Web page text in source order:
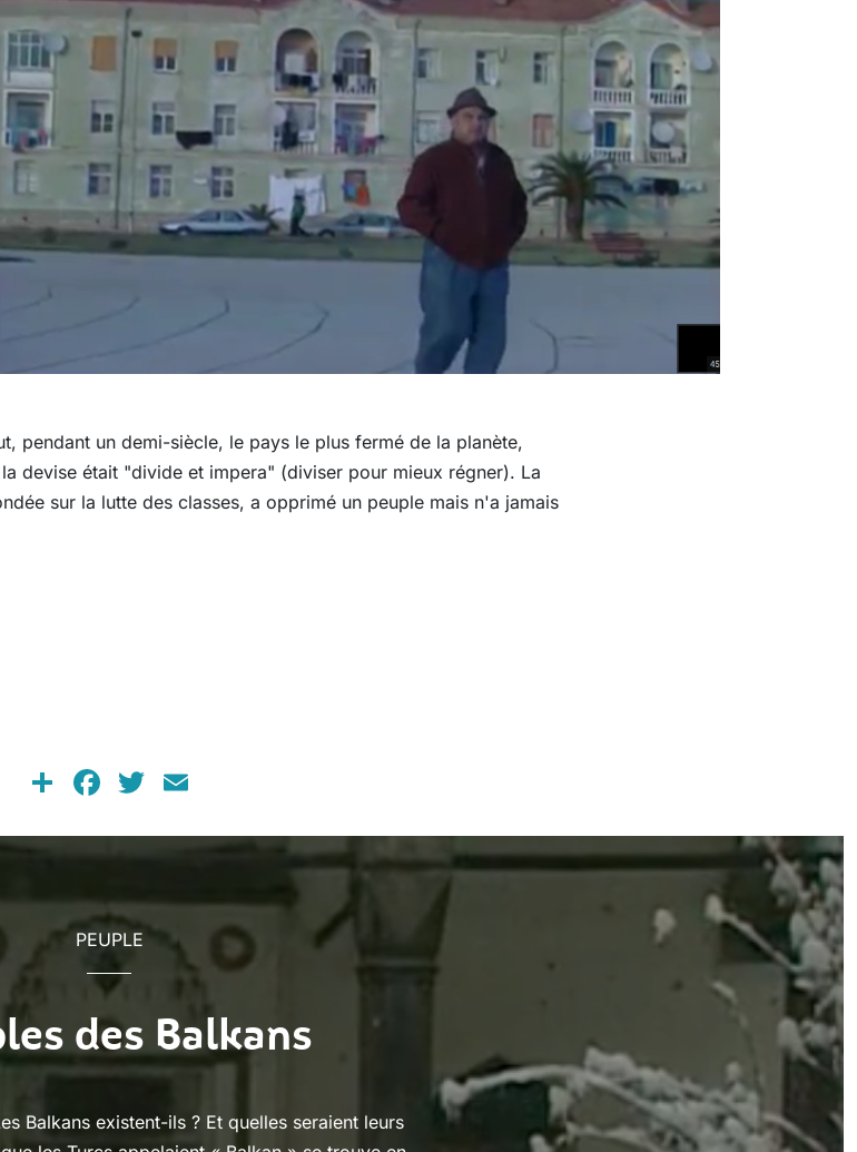
pendant un demi-siècle, le pays le plus fermé de la planète,
devise était "divide et impera" (diviser pour mieux régner). La
sur la lutte des classes, a opprimé un peuple mais n'a jamais
ShareFacebook
Twitter
PEUPLE
des Balkans
Balkans existent-ils ? Et quelles seraient leurs